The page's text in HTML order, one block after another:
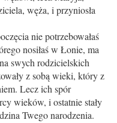
węża, i przyniosła
nie potrzebowałaś
nosiłaś w Łonie, ma
swych rodzicielskich
z sobą wieki, który z
Lecz ich spór
wieków, i ostatnie stały
Twego narodzenia.